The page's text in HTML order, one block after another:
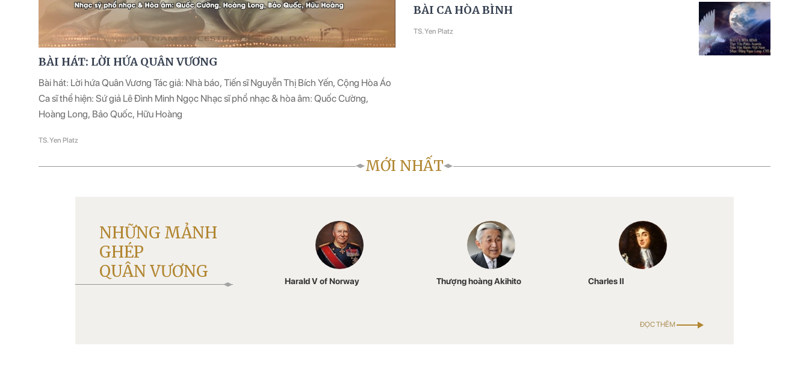
BÀI HÁT: LỜI HỨA QUÂN VƯƠNG
Bài hát: Lời hứa Quân Vương Tác giả: Nhà báo, Tiến sĩ Nguyễn Thị Bích Yến, Cộng Hòa Áo
Ca sĩ thể hiện: Sứ giả Lê Đình Minh Ngọc Nhạc sĩ phổ nhạc & hòa âm: Quốc Cường,
Hoàng Long, Bảo Quốc, Hữu Hoàng
TS. Yen Platz
BÀI CA HÒA BÌNH
TS. Yen Platz
MỚI NHẤT
NHỮNG MẢNH
GHÉP
QUÂN VƯƠNG
Harald V of Norway Thượng hoàng Akihito Charles II
ĐỌC THÊM